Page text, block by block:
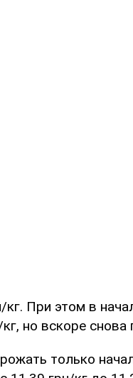
кг. При этом в
но вскоре
только